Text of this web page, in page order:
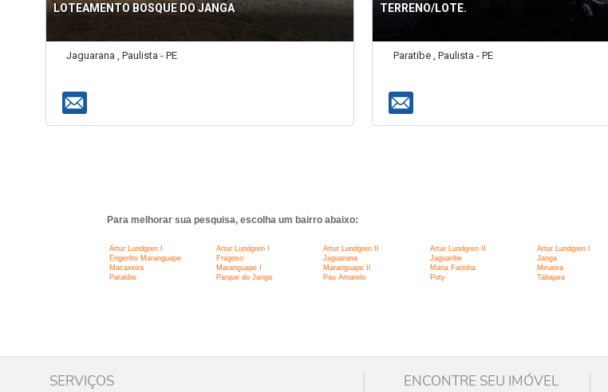
LOTEAMENTO BOSQUE DO JANGA
Jaguarana , Paulista - PE
TERRENO/LOTE.
Paratibe , Paulista - PE
Para melhorar sua pesquisa, escolha um bairro abaixo:
Artur Lundgren I Artur Lundgren I Artur Lundgren II Artur Lundgren II Artur Lundgren l
Engenho Maranguape
Fragoso Jaguarana Jaguaribe Janga
Macaxeira
Maranguape I Maranguape II Maria Farinha Mirueira
Paratibe
Parque do Janga Pau Amarelo Poty Tabajara
SERVIÇOS ENCONTRE SEU IMÓVEL